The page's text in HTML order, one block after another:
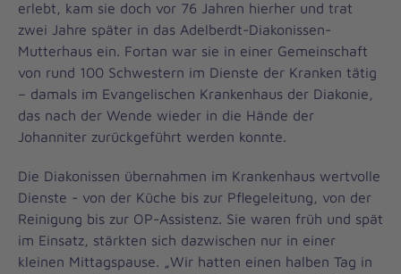
erlebt, kam sie doch vor 76 Jahren hierher und trat
zwei Jahre später in das Adelberdt-Diakonissen-
Mutterhaus ein. Fortan war sie in einer Gemeinschaft
von rund 100 Schwestern im Dienste der Kranken tätig
– damals im Evangelischen Krankenhaus der Diakonie,
das nach der Wende wieder in die Hände der
Johanniter zurückgeführt werden konnte.
Die Diakonissen übernahmen im Krankenhaus wertvolle
Dienste - von der Küche bis zur Pflegeleitung, von der
Reinigung bis zur OP-Assistenz. Sie waren früh und spät
im Einsatz, stärkten sich dazwischen nur in einer
kleinen Mittagspause. „Wir hatten einen halben Tag in